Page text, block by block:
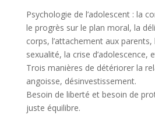
Psychologie de l’adolescent : la
le progrès sur le plan moral, la
corps, l’attachement aux
sexualité, la crise d’adolescence,
Trois manières de détériorer la
angoisse, désinvestissement.
Besoin de liberté et besoin de
juste équilibre.